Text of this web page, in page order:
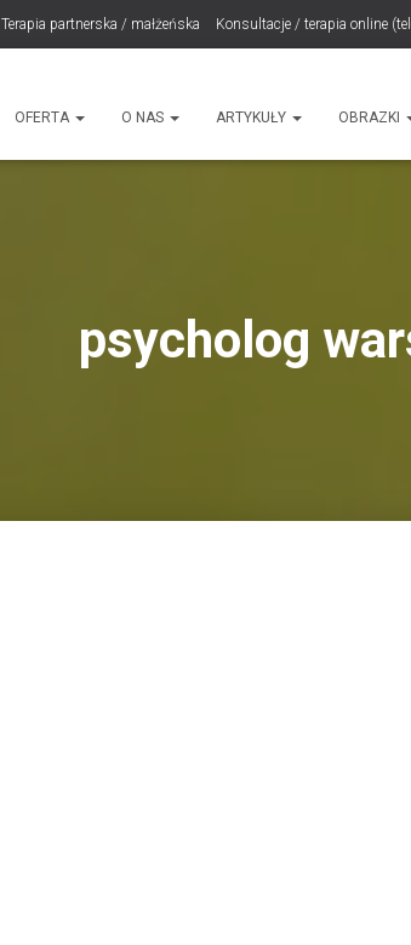
Terapia partnerska / małżeńska Konsultacje / terapia online
OFERTA O NAS ARTYKUŁY OBRAZKI
psycholog